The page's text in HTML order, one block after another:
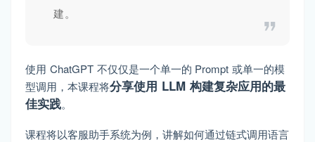
建。
使用 ChatGPT 不仅仅是一个单一的 Prompt 或单一的模
型调用，本课程将分享使用 LLM 构建复杂应用的最
佳实践。
课程将以客服助手系统为例，讲解如何通过链式调用语言